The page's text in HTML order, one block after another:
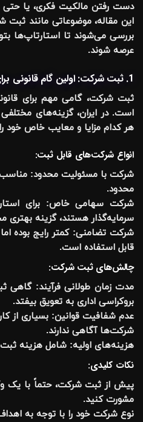
دست رفتن مالکیت فکری، یا حتی
این مقاله، موضوعاتی مانند ثبت
بررسی می‌شوند تا استارتاپ‌ها
عرصه شوند.
1. ثبت شرکت: اولین گام قانونی برای استارتاپ‌ها
ثبت شرکت، گامی مهم برای
است. در ایران، گزینه‌های
هر کدام مزایا و معایب خاص خود را
انواع شرکت‌های قابل ثبت:
شرکت با مسئولیت محدود:
محدود.
شرکت سهامی خاص: برای
سرمایه‌گذار هستند، گزینه
شرکت تضامنی: کمتر رایج بوده
قابل استفاده است.
چالش‌های ثبت شرکت:
مدت زمان طولانی فرآیند: گاهی
بروکراسی اداری به تعویق بیفتد.
عدم شفافیت قوانین: بسیاری از
شرکت‌ها آگاهی ندارند.
هزینه‌های اولیه: شامل هزینه
نکات کلیدی:
پیش از ثبت شرکت، حتماً با یک
مشورت کنید.
نوع شرکت خود را با توجه به